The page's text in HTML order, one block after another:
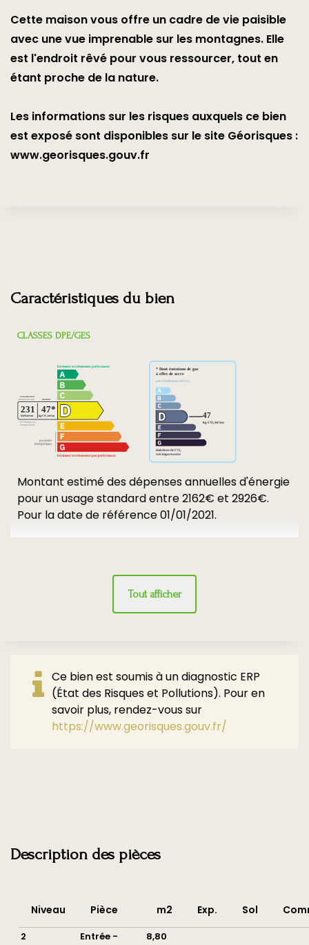
Cette maison vous offre un cadre de vie paisible
avec une vue imprenable sur les montagnes. Elle
est l'endroit rêvé pour vous ressourcer, tout en
étant proche de la nature.
Les informations sur les risques auxquels ce bien
est exposé sont disponibles sur le site Géorisques :
www.georisques.gouv.fr
Caractéristiques du bien
CLASSES DPE/GES
Montant estimé des dépenses annuelles d'énergie
pour un usage standard entre 2162€ et 2926€.
Pour la date de référence 01/01/2021.
Tout afficher
Ce bien est soumis à un diagnostic ERP
(État des Risques et Pollutions). Pour en
savoir plus, rendez-vous sur
https://www.georisques.gouv.fr/
Description des pièces
Niveau Pièce m2 Exp. Sol
2
Entrée -
8,80